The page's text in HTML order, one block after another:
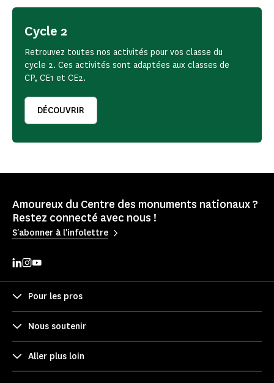
Cycle 2
Retrouvez toutes nos activités pour vos classe du
cycle 2. Ces activités sont adaptées aux classes de
CP, CE1 et CE2.
DÉCOUVRIR
Amoureux du Centre des monuments nationaux ?
Restez connecté avec nous !
S'abonner à l'infolettre
Pour les pros
Nous soutenir
Aller plus loin